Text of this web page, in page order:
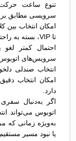
تنوع ساعت
سرویسی مطابق
امکان انتخاب بین
تا VIP، بسته به راحتی یا بودجه می‌توانید انتخاب کنید؛
احتمال کمتر لغو
سرویس‌های اتوبوس
انتخاب صندلی
امکان انتخاب
دارد.
اگر به‌دنبال
اتوبوس می‌تواند
به‌ویژه زمانی که
یا نبود مسیر